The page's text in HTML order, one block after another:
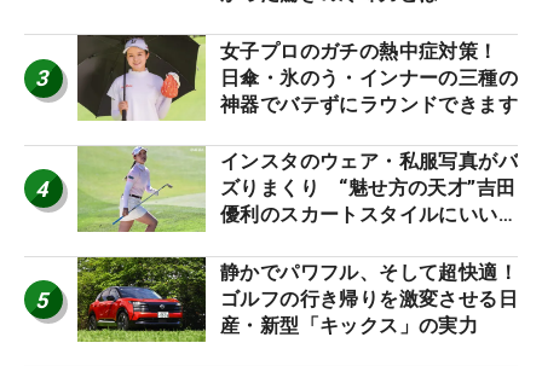
3
女子プロのガチの熱中症対策！
日傘・氷のう・インナーの三種の
神器でバテずにラウンドできます
4
インスタのウェア・私服写真がバ
ズりまくり “魅せ方の天才”吉田
優利のスカートスタイルにいい
5
静かでパワフル、そして超快適！
ゴルフの行き帰りを激変させる日
産・新型「キックス」の実力